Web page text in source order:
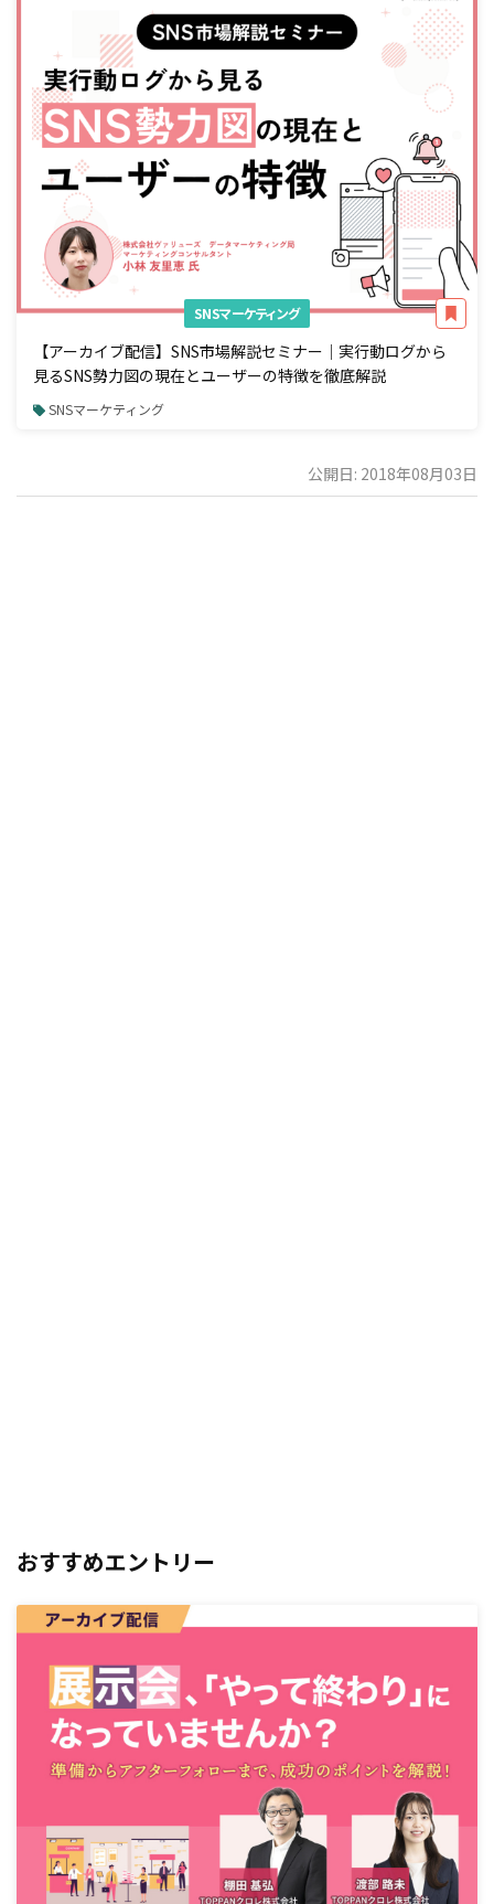
SNSマーケティング
【アーカイブ配信】SNS市場解説セミナー｜実行動ログから
見るSNS勢力図の現在とユーザーの特徴を徹底解説
SNSマーケティング
公開日: 2018年08月03日
おすすめエントリー